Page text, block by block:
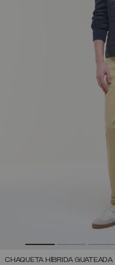
CHAQUETA HÍBRIDA GUATEADA